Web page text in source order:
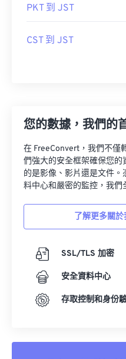
PKT 到 JST
CST 到 JST
您的數據，我們的
在 FreeConvert，我們不僅
們強大的安全框架確保您
的是影像、影片還是文件
料中心和嚴密的監控，我們
了解更多關
SSL/TLS 加密
安全資料中心
存取控制和身份